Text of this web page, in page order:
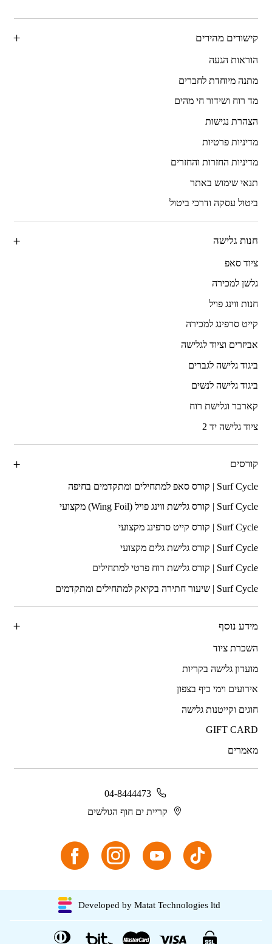
קישורים מהירים
הוראות הגעה
מתנה מיוחדת לחברים
מד רוח ושידור חי מהים
הצהרת נגישות
מדיניות פרטיות
מדיניות החזרות והחזרים
תנאי שימוש באתר
ביטול עסקה ודרכי ביטול
חנות גלישה
ציוד סאפ
גלשן למכירה
חנות ווינג פויל
קייט סרפינג למכירה
אביזרים וציוד לגלישה
ביגוד גלישה לגברים
ביגוד גלישה לנשים
קארבר וגלישת רוח
ציוד גלישה יד 2
קורסים
מידע נוסף
השכרת ציוד
מועדון גלישה בקריות
אירועים וימי כיף בצפון
חוגים וקייטנות גלישה
GIFT CARD
מאמרים
04-8444473
קריית ים חוף הגולשים
Developed by Matat Technologies ltd